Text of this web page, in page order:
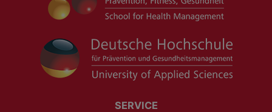
SERVICE